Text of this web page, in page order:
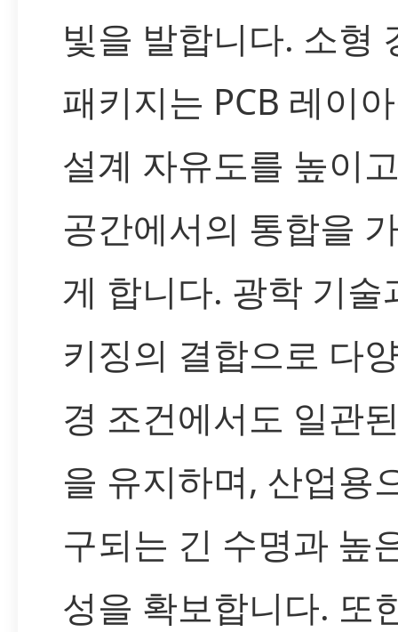
빛을 발합니다. 소형
패키지는 PCB 레이
설계 자유도를 높이
공간에서의 통합을
게 합니다. 광학 기술
키징의 결합으로 다
경 조건에서도 일관
을 유지하며, 산업용
구되는 긴 수명과 높
성을 확보합니다. 또